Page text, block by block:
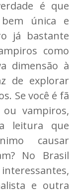
é que
única e
já bastante
como
dimensão à
de explorar
Se você é fã
vampiros,
leitura que
causar
No Brasil
e outra